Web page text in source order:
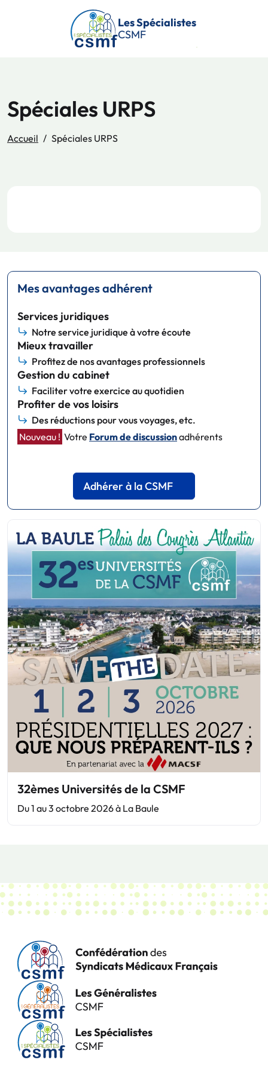
Passer au contenu principal
Les Spécialistes
CSMF
Spéciales URPS
Accueil Spéciales URPS
Mes avantages adhérent
Services juridiques
Notre service juridique à votre écoute
Mieux travailler
Profitez de nos avantages professionnels
Gestion du cabinet
Faciliter votre exercice au quotidien
Profiter de vos loisirs
Des réductions pour vous voyages, etc.
Nouveau ! Votre Forum de discussionadhérents
Adhérer à la CSMF
32èmes Universités de la CSMF
Du 1 au 3 octobre 2026 à La Baule